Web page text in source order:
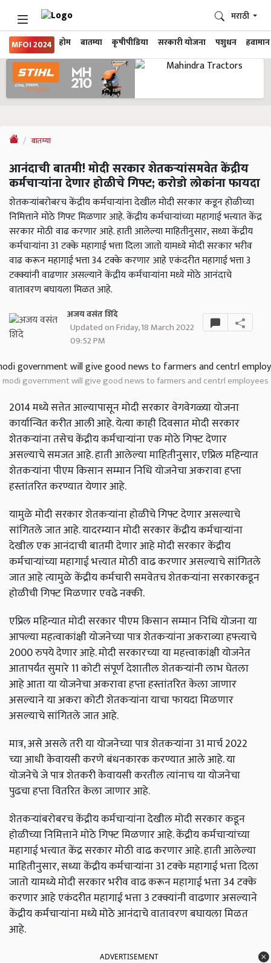
MFOI 2024 होम बातम्या कृषीपीडिया सरकारी योजना पशुधन हवामान
मराठी
बातम्या
आनंदाची बातमी! मोदी सरकार शेतकऱ्यांसमवेत केंद्रीय
कर्मचाऱ्यांना देणार होळीचे गिफ्ट; करोडो लोकांना फायदा
शेतकऱ्यांबरोबरच केंद्रीय कर्मचाऱ्यांना देखील मोदी सरकार कडून होळीच्या
निमित्ताने मोठे गिफ्ट मिळणार आहे. केंद्रीय कर्मचाऱ्यांच्या महागाई भत्त्यात केंद्र
सरकार मोठी वाढ करणार आहे. हाती आलेल्या माहितीनुसार, सध्या केंद्रीय
कर्मचाऱ्यांना 31 टक्के महागाई भत्ता दिला जातो यामध्ये मोदी सरकार भरीव
वाढ करून महागाई भत्ता 34 टक्के करणार आहे एकंदरीत महागाई भत्ता 3
टक्क्यांनी वाढणार असल्याने केंद्रीय कर्मचाऱ्यांना मध्ये मोठे आनंदाचे
वातावरण बघायला मिळत आहे.
अजय वसंत शिंदे
Updated on Friday, 18 March 2022
09:52 PM
modi government will give good news to farmers and centrl employees
2014 मध्ये सत्तेत आल्यापासून मोदी सरकार वेगवेगळ्या योजना
कार्यान्वित करीत आली आहे. येत्या काही दिवसात मोदी सरकार
शेतकऱ्यांना तसेच केंद्रीय कर्मचाऱ्यांना एक मोठे गिफ्ट देणार
असल्याचे समजत आहे. हाती आलेल्या माहितीनुसार, एप्रिल महिन्यात
शेतकऱ्यांना पीएम किसान सम्मान निधि योजनेचा अकरावा हप्ता
हस्तांतरित करण्यात येणार आहे.
यामुळे मोदी सरकार शेतकऱ्यांना होळीचे गिफ्ट देणार असल्याचे
सांगितले जात आहे. यादरम्यान मोदी सरकार केंद्रीय कर्मचाऱ्यांना
देखील एक आनंदाची बातमी देणार आहे मोदी सरकार केंद्रीय
कर्मचाऱ्यांच्या महागाई भत्त्यात मोठी वाढ करणार असल्याचे सांगितले
जात आहे त्यामुळे केंद्रीय कर्मचारी समवेतच शेतकऱ्यांना सरकारकडून
होळीची गिफ्ट मिळणार एवढे नक्की.
एप्रिल महिन्यात मोदी सरकार पीएम किसान सम्मान निधि योजना या
आपल्या महत्वाकांक्षी योजनेच्या पात्र शेतकऱ्यांना अकराव्या हफ्त्याचे
2000 रुपये देणार आहे. मोदी सरकारच्या या महत्त्वाकांक्षी योजनेत
आतापर्यंत सुमारे 11 कोटी संपूर्ण देशातील शेतकऱ्यांनी लाभ घेतला
आहे आता या योजनेचा अकरावा हप्ता हस्तांतरित केला जाणार
असल्याने या अकरा कोटी शेतकऱ्यांना याचा फायदा मिळणार
असल्याचे सांगितले जात आहे.
मात्र, असे असले तरी या योजनेच्या पात्र शेतकऱ्यांना 31 मार्च 2022
च्या आधी केवायसी करणे बंधनकारक करण्यात आले आहे. या
योजनेचे जे पात्र शेतकरी केवायसी करतील त्यांनाच या योजनेचा
पुढचा हप्ता वितरित केला जाणार आहे.
शेतकऱ्यांबरोबरच केंद्रीय कर्मचाऱ्यांना देखील मोदी सरकार कडून
होळीच्या निमित्ताने मोठे गिफ्ट मिळणार आहे. केंद्रीय कर्मचाऱ्यांच्या
महागाई भत्त्यात केंद्र सरकार मोठी वाढ करणार आहे. हाती आलेल्या
माहितीनुसार, सध्या केंद्रीय कर्मचाऱ्यांना 31 टक्के महागाई भत्ता दिला
जातो यामध्ये मोदी सरकार भरीव वाढ करून महागाई भत्ता 34 टक्के
करणार आहे एकंदरीत महागाई भत्ता 3 टक्क्यांनी वाढणार असल्याने
केंद्रीय कर्मचाऱ्यांना मध्ये मोठे आनंदाचे वातावरण बघायला मिळत
आहे.
ADVERTISEMENT